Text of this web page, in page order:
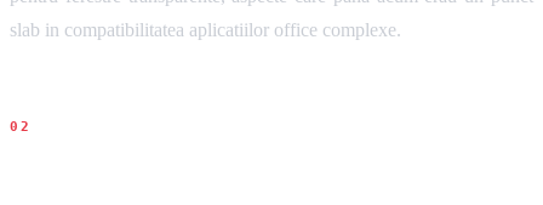
slab in compatibilitatea aplicatiilor office complexe.